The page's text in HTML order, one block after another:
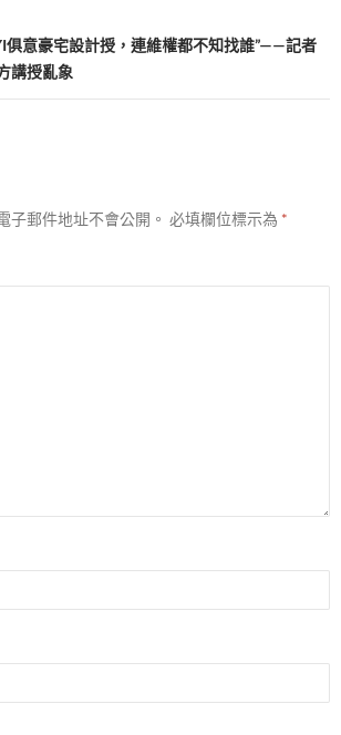
俱意豪宅設計授，連維權都不知找誰”——記者
講授亂象
子郵件地址不會公開。 必填欄位標示為 *